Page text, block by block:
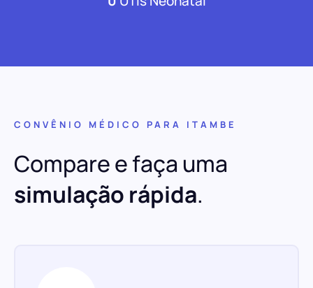
CONVÊNIO MÉDICO PARA ITAMBE
Compare e faça uma
simulação rápida.